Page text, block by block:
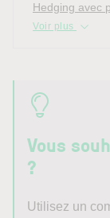
Hedging avec
Voir plus
Vous
?
Utilisez un